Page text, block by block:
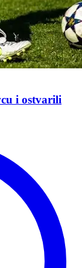
i ostvarili